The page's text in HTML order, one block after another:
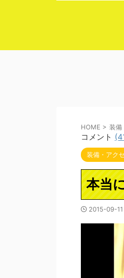
HOME > 装備
コメント
装備・アク
本当
2015-09-11